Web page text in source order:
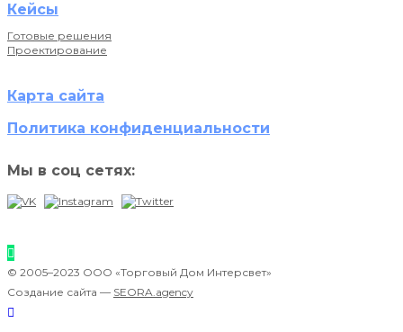
Кейсы
Готовые решения
Проектирование
Карта сайта
Политика конфиденциальности
Мы в соц сетях:
© 2005–2023 ООО «Торговый Дом Интерсвет»
Создание сайта — SEORA.agency